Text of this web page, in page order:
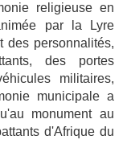
religieuse en
par la Lyre
des personnalités,
des portes
militaires,
municipale a
monument au
d'Afrique du